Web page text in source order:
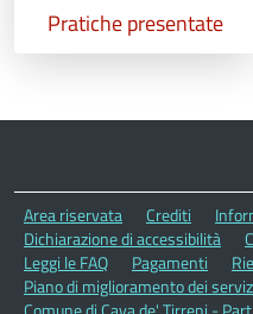
Pratiche presentate
Area riservata Crediti
Dichiarazione di accessibilità
Leggi le FAQ
Pagamenti
Piano di miglioramento dei